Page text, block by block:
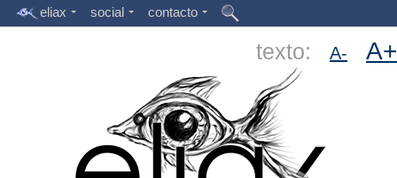
eliax social contacto
texto: A- A+